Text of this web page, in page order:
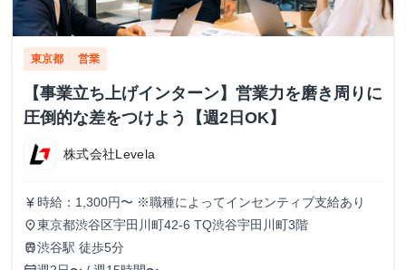
東京都 営業
【事業立ち上げインターン】営業力を磨き周りに
圧倒的な差をつけよう【週2日OK】
株式会社Levela
currency_yen 時給：1,300円〜 ※職種によってインセンティブ支給あり
place東京都渋谷区宇田川町42-6 TQ渋谷宇田川町3階
train渋谷駅 徒歩5分